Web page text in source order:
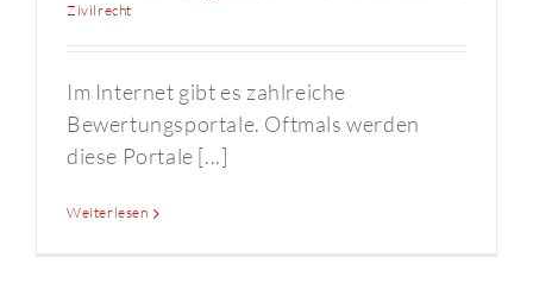
Zivilrecht
Im Internet gibt es zahlreiche
Bewertungsportale. Oftmals werden
diese Portale [...]
Weiterlesen